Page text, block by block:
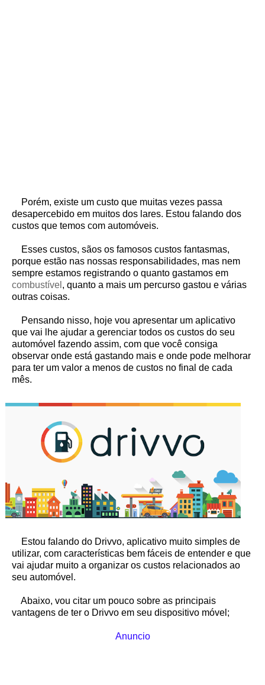
Porém, existe um custo que muitas vezes passa
desapercebido em muitos dos lares. Estou falando dos
custos que temos com automóveis.
Esses custos, sãos os famosos custos fantasmas,
porque estão nas nossas responsabilidades, mas nem
sempre estamos registrando o quanto gastamos em
combustível , quanto a mais um percurso gastou e várias
outras coisas.
Pensando nisso, hoje vou apresentar um aplicativo
que vai lhe ajudar a gerenciar todos os custos do seu
automóvel fazendo assim, com que você consiga
observar onde está gastando mais e onde pode melhorar
para ter um valor a menos de custos no final de cada
mês.
Estou falando do Drivvo, aplicativo muito simples de
utilizar, com características bem fáceis de entender e que
vai ajudar muito a organizar os custos relacionados ao
seu automóvel.
Abaixo, vou citar um pouco sobre as principais
vantagens de ter o Drivvo em seu dispositivo móvel;
Anuncio